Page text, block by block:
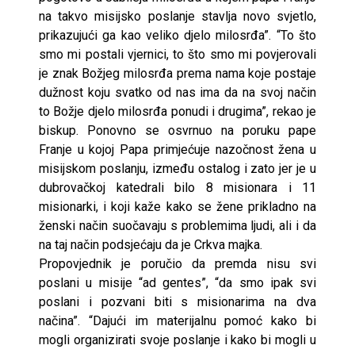
na takvo misijsko poslanje stavlja novo svjetlo,
prikazujući ga kao veliko djelo milosrđa”. “To što
smo mi postali vjernici, to što smo mi povjerovali
je znak Božjeg milosrđa prema nama koje postaje
dužnost koju svatko od nas ima da na svoj način
to Božje djelo milosrđa ponudi i drugima”, rekao je
biskup. Ponovno se osvrnuo na poruku pape
Franje u kojoj Papa primjećuje nazočnost žena u
misijskom poslanju, između ostalog i zato jer je u
dubrovačkoj katedrali bilo 8 misionara i 11
misionarki, i koji kaže kako se žene prikladno na
ženski način suočavaju s problemima ljudi, ali i da
na taj način podsjećaju da je Crkva majka.
Propovjednik je poručio da premda nisu svi
poslani u misije “ad gentes”, “da smo ipak svi
poslani i pozvani biti s misionarima na dva
načina”. “Dajući im materijalnu pomoć kako bi
mogli organizirati svoje poslanje i kako bi mogli u